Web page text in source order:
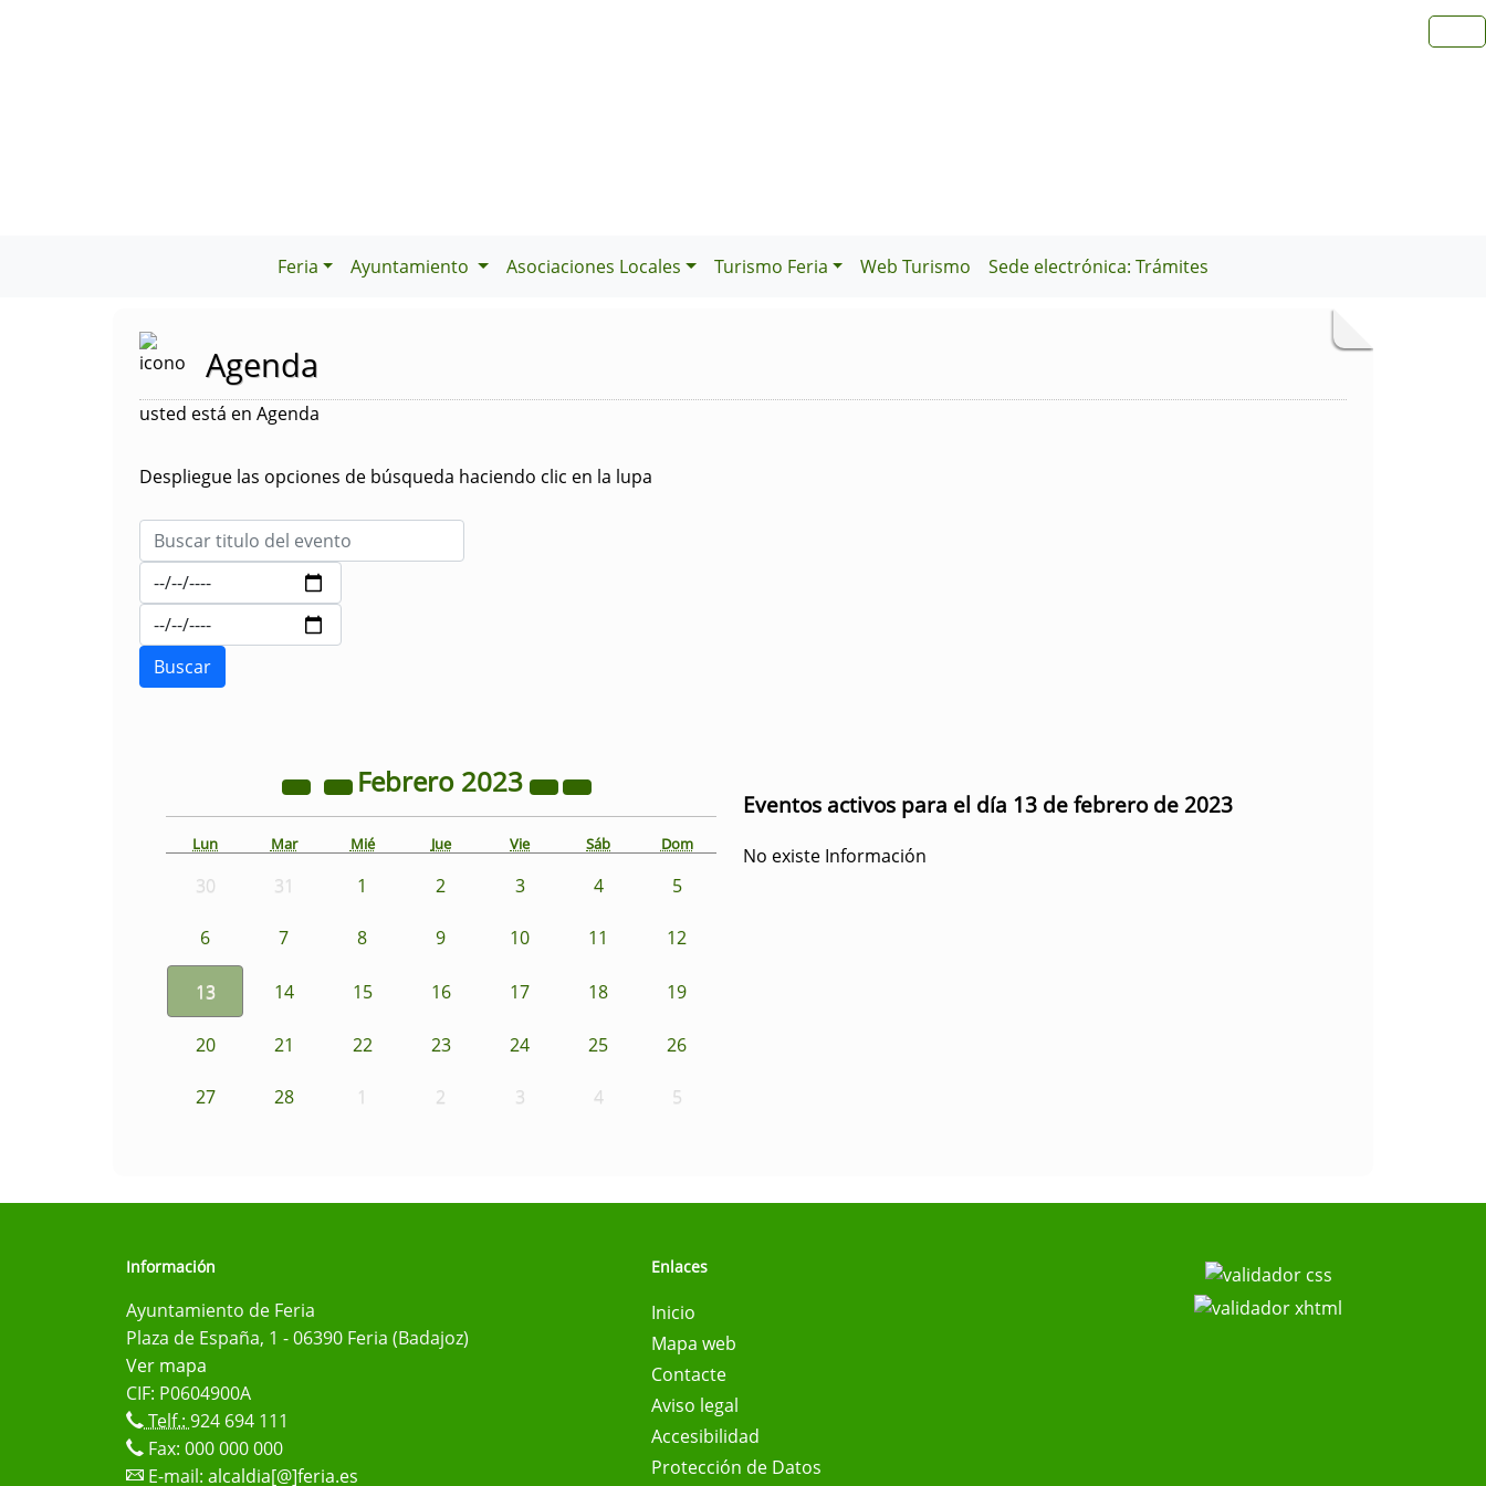
Feria Ayuntamiento Asociaciones Locales Turismo Feria Web Turismo Sede electrónica: Trámites
Agenda
usted está en Agenda
Despliegue las opciones de búsqueda haciendo clic en la lupa
Febrero 2023
Lun Mar Mié Jue Vie Sáb Dom
30 31 1 2 3 4 5
6 7 8 9 10 11 12
13 14 15 16 17 18 19
20 21 22 23 24 25 26
27 28 1 2 3 4 5
Eventos activos para el día 13 de febrero de 2023
No existe Información
Información
Ayuntamiento de Feria
Plaza de España, 1 - 06390 Feria (Badajoz)
Ver mapa
CIF: P0604900A
Telf.: 924 694 111
Fax: 000 000 000
E-mail: alcaldia[@]feria.es
Enlaces
Inicio
Mapa web
Contacte
Aviso legal
Accesibilidad
Protección de Datos